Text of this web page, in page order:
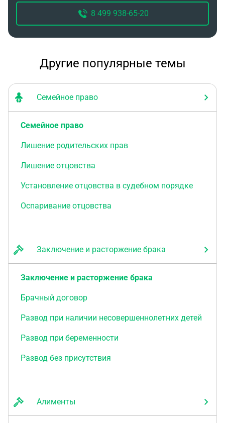
8 499 938-65-20
Другие популярные темы
Семейное право
Семейное право
Лишение родительских прав
Лишение отцовства
Установление отцовства в судебном порядке
Оспаривание отцовства
Заключение и расторжение брака
Заключение и расторжение брака
Брачный договор
Развод при наличии несовершеннолетних детей
Развод при беременности
Развод без присутствия
Алименты